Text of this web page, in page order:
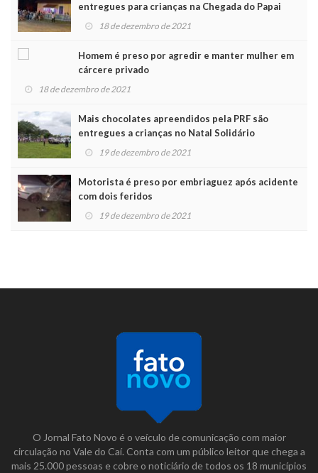
entregues para crianças na Chegada do Papai
Noel 18 de dezembro de 2021
Homem é preso por agredir e manter mulher em
cárcere privado
18 de dezembro de 2021
Mais chocolates apreendidos pela PRF são
entregues a crianças no Natal Solidário
19 de dezembro de 2021
Motorista é preso por embriaguez após acidente
com dois feridos
19 de dezembro de 2021
O Jornal Fato Novo é o veículo de comunicação com maior
circulação no Vale do Caí. Conta com um público leitor que chega a
mais 25.000 pessoas e cobre o noticiário de todos os 18 municípios